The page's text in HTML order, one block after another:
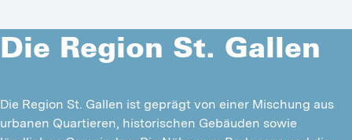
Die Region St. Gallen
Die Region St. Gallen ist geprägt von einer Mischung aus
urbanen Quartieren, historischen Gebäuden sowie